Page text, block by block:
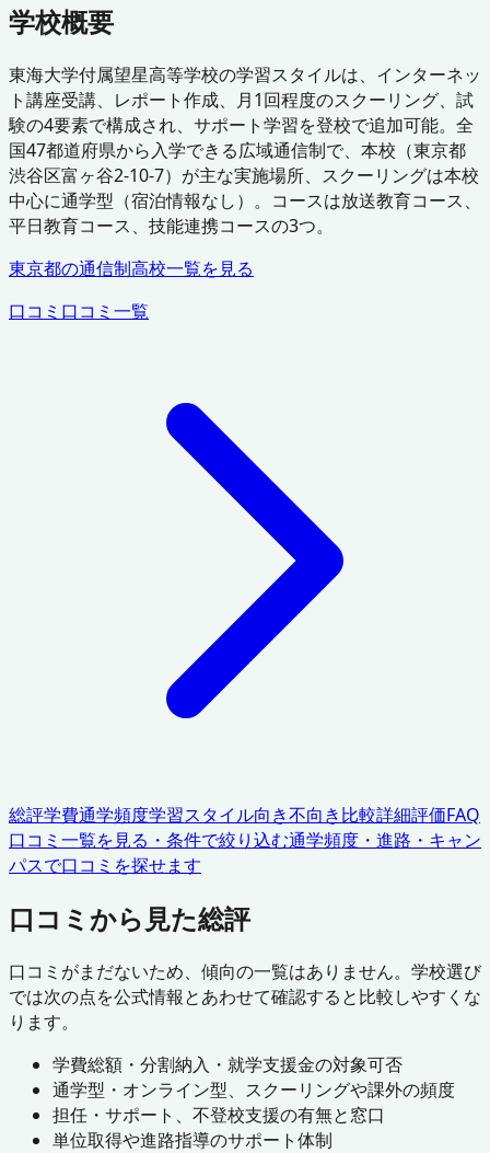
学校概要
東海大学付属望星高等学校の学習スタイルは、インターネッ
ト講座受講、レポート作成、月1回程度のスクーリング、試
験の4要素で構成され、サポート学習を登校で追加可能。全
国47都道府県から入学できる広域通信制で、本校（東京都
渋谷区富ヶ谷2-10-7）が主な実施場所、スクーリングは本校
中心に通学型（宿泊情報なし）。コースは放送教育コース、
平日教育コース、技能連携コースの3つ。
東京都の通信制高校一覧を見る
口コミ 口コミ一覧
総評学費通学頻度学習スタイル向き不向き比較詳細評価FAQ
口コミ一覧を見る・条件で絞り込む通学頻度・進路・キャン
パスで口コミを探せます
口コミから見た総評
口コミがまだないため、傾向の一覧はありません。学校選び
では次の点を公式情報とあわせて確認すると比較しやすくな
ります。
学費総額・分割納入・就学支援金の対象可否
通学型・オンライン型、スクーリングや課外の頻度
担任・サポート、不登校支援の有無と窓口
単位取得や進路指導のサポート体制